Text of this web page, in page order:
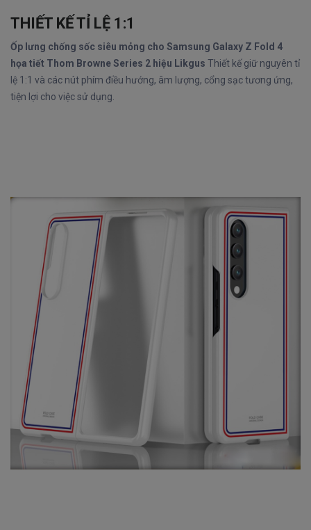
THIẾT KẾ TỈ LỆ 1:1
Ốp lưng chống sốc siêu mỏng cho Samsung Galaxy Z Fold 4
họa tiết Thom Browne Series 2 hiệu Likgus Thiết kế giữ nguyên tỉ
lệ 1:1 và các nút phím điều hướng, âm lượng, cổng sạc tương ứng,
tiện lợi cho việc sử dụng.